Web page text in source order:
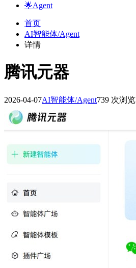
🌟Agent
首页
AI智能体/Agent
详情
腾讯元器
2026-04-07AI智能体/Agent739 次浏览